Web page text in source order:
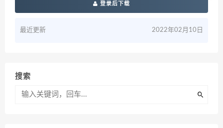
登录后下载
最近更新 2022年02月10日
搜索